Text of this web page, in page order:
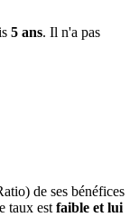
5 ans. Il n'a pas
de ses bénéfices
taux est faible et lui